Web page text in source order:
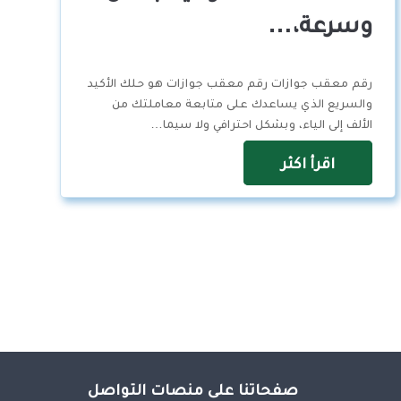
وسرعة،…
رقم معقب جوازات رقم معقب جوازات هو حلك الأكيد
والسريع الذي يساعدك على متابعة معاملتك من
الألف إلى الياء، وبشكل احترافي ولا سيما…
اقرأ اكثر
صفحاتنا على منصات التواصل